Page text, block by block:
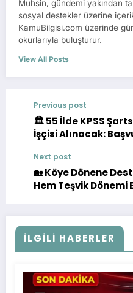
Muhsin, gündemi yakından
sosyal destekler üzerine
KamuBilgisi.com üzerinde
okurlarıyla buluşturur.
View All Posts
Previous post
🏛️ 55 İlde KPSS
İşçisi Alınacak:
Next post
🏡 Köye Dönene
Hem Teşvik Dönemi
İLGILI HABERLER